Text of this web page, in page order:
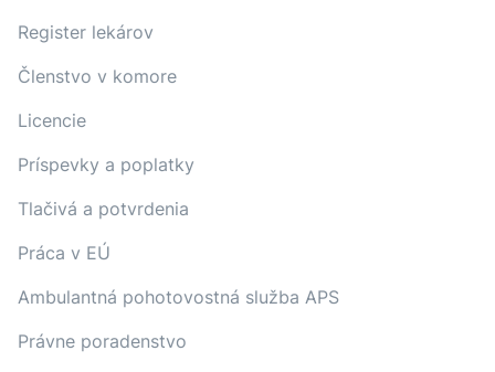
Register lekárov
Členstvo v komore
Licencie
Príspevky a poplatky
Tlačivá a potvrdenia
Práca v EÚ
Ambulantná pohotovostná služba APS
Právne poradenstvo